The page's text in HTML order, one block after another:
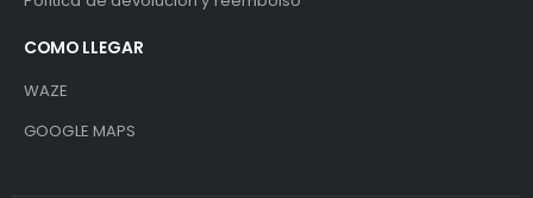
COMO LLEGAR
WAZE
GOOGLE MAPS